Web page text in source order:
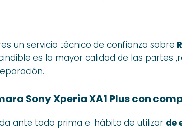
un servicio técnico de confianza sobre
es la mayor calidad de las partes
Sony Xperia XA1 Plus con
ante todo prima el hábito de utilizar de